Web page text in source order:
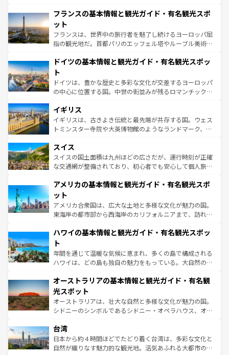
なお、新着のイタリア情報はコンテンツ一覧を参照してほ
しい。
文化が根付くこの国では、情熱的なフラメンコ、熱気あふ
れる闘牛、そして美味しいタパスが生活の一部となってい
る。首都マドリードの洗練された雰囲気や、バルセロナの
アートに溢れた街角から、地方では古代ローマ遺跡や中世
せる。地方によって風土や気候が異なるスペインはその個
ンテンツ一覧 を参照してほしい。
フランスの基本情報と観光ガイド・有名観光スポ
ット
フランスは、世界中の旅行者を魅了し続けるヨーロッパ屈
指の観光地だ。首都パリのエッフェル塔やルーブル美術館
で、幅広い魅力が詰まっている。華麗な宮殿、歴史的な大
聖堂、美しいビーチ、そして豊かな自然が、訪れる者を心
から魅了する。また、フランスは美食の国としても知ら
れ、フランス料理はユネスコ無形文化遺産にも登録されて
香り高いラベンダー畑など、多彩な楽しみ方が可能だ。さ
らに、パリ以外の地域にも魅力が溢れており、どの街角に
も豊かな歴史と文化が息づいている。パリ以外の個性あふ
を参照してほしい。
ドイツの基本情報と観光ガイド・有名観光スポッ
ト
ドイツは、豊かな歴史と多彩な文化が交差するヨーロッパ
の中心に位置する国。中世の街並みが残るロマンチック街
顔を持つこの国は、どこを歩いても飽きることがない。ベ
ルリンの文化的活気、バイエルン州のアルプスの絶景、そ
してライン川沿いのワイン畑といった風景は必見。ビール
は、お酒好きな人にはぜひ体験してほしい。 なお、新着の
ドイツ情報はコンテンツ一覧を参照してほしい。
イギリス
イギリスは、古きよき伝統と最先端が共存する国。ウェス
トミンスター寺院や大英博物館のようなランドマーク、歴
リアごとに異なる魅力がある。また、優雅なアフタヌーン
ティー、ビール好きにはたまらない英国パブ、サッカー観
戦など、本場だからこそできる体験も豊富。イギリスを旅
ンツ一覧を参照してほしい。
スイス
スイスの国土面積は九州ほどの広さだが、運行時刻が正確
な交通網が整備されており、初心者でも安心して個人旅行
の建物がそのまま残る町や、スイスならではのユニークな
博物館もあり、アルプス観光だけでなく町歩きも満喫する
ことができる。国民の所得が高いため物価も高いが、旅行
者向けの交通パス提供のサービスもあり、うまく活用すれ
着のスイス情報はコンテンツ一覧を参照してほしい。
アメリカの基本情報と観光ガイド・有名観光スポ
ット
アメリカ合衆国は、広大な土地と多様な文化が魅力の国。
東海岸の都市部から西海岸のカリフォルニアまで、訪れる
のような巨大都市は、観光、ショッピング、エンターテイ
ンメントが詰まった刺激的なスポットだ。一方、アメリカ
西部には大自然が広がり、グランドキャニオンやイエロー
ストーン国立公園といった絶景が堪能できる。さらに、南
文化が魅力。旅行者はアメリカの各地域で異なる魅力を楽
しみながら、その多様性と豊かな歴史を感じることができ
るだろう。車でのロードトリップや列車の旅も、アメリカ
ならではの贅沢な旅のスタイルだ。 なお、新着のアメリカ
情報は コンテンツ一覧 を参照してほしい。
ハワイの基本情報と観光ガイド・有名観光スポッ
ト
年間を通じて温暖な気候に恵まれ、多くの島で構成される
ハワイは、どの島も独自の魅力をもっている。大自然の神
ワイ島は見逃せない。また、定番の観光地といえばオアフ
島だが、静かな自然を求めるならマウイ島やカウアイ島が
おすすめ。エメラルドグリーンに輝く海をはじめ、豊かな
文化や歴史が息づいている。「アロハスピリット」と呼ば
人々、おいしいローカルフードやハワイアンミュージッ
ク、伝統的なフラダンスなど、すべてがハワイの魅力を彩
っている。訪れるたびに新しい発見と感動が待っているハ
オーストラリアの基本情報と観光ガイド・有名観
光スポット
オーストラリアは、壮大な自然と多様な文化が魅力の国。
シドニーのシンボルであるシドニー・オペラハウス、オー
リアリーフや大陸中央部にそびえるウルル（エアーズロッ
ク）、タスマニアの美しい原生林やケアンズの熱帯雨林な
ど、見どころがたくさん。また、カフェやワイン、オージ
台湾
日本から約４時間ほどでたどり着く台湾は、多彩な文化と
自然が織りなす魅力的な観光地。活気あふれる大都市の台